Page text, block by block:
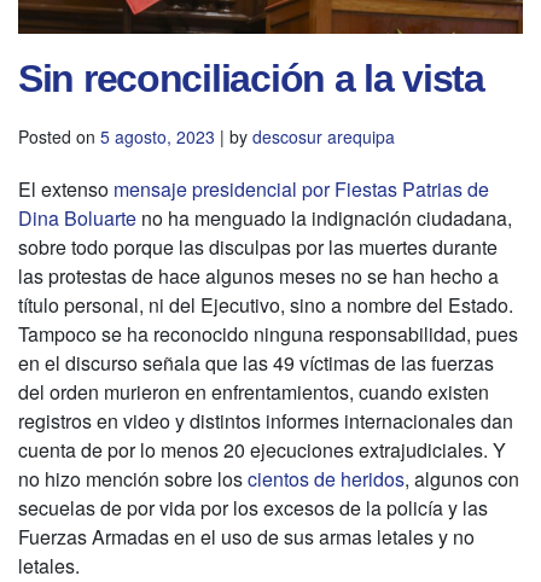
Sin reconciliación a la vista
Posted on 5 agosto, 2023 | by descosur arequipa
El extenso mensaje presidencial por Fiestas Patrias de
Dina Boluarte no ha menguado la indignación ciudadana,
sobre todo porque las disculpas por las muertes durante
las protestas de hace algunos meses no se han hecho a
título personal, ni del Ejecutivo, sino a nombre del Estado.
Tampoco se ha reconocido ninguna responsabilidad, pues
en el discurso señala que las 49 víctimas de las fuerzas
del orden murieron en enfrentamientos, cuando existen
registros en video y distintos informes internacionales dan
cuenta de por lo menos 20 ejecuciones extrajudiciales. Y
no hizo mención sobre loscientos de heridos, algunos con
secuelas de por vida por los excesos de la policía y las
Fuerzas Armadas en el uso de sus armas letales y no
letales.